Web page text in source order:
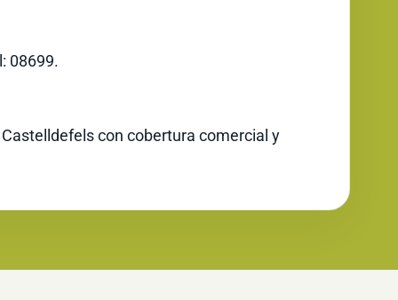
08699.
con cobertura comercial y